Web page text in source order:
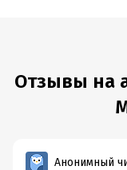
Отзывы на
Анонимный